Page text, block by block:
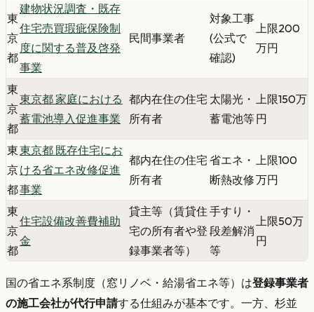
東
京
都
建物状況調査・既存
住宅売買瑕疵保険制
度に関する普及啓発
事業
民間事業者
対象工事
(公式で
確認)
上限200
万円
東
京
都
東京都 家庭における
蓄電池導入促進事業
都内在住の住宅
所有者
太陽光・
蓄電池等
上限150万
円
東
京
都
東京都 既存住宅にお
ける省エネ改修促進
事業
都内在住の住宅
所有者
省エネ・
断熱改修
上限100
万円
東
京
都
住宅設備改善費補助
金
貸主等（賃貸住
宅の所有者や登
録事業者等）
手すり・
段差解消
等
上限50万
円
国の省エネ系制度（窓リノベ・給湯省エネ等）は登録事業者
の施工会社が代行申請する仕組みが基本です。一方、杉並